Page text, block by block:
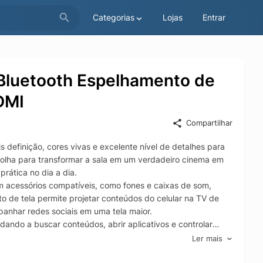
Categorias Lojas Entrar
Espelhamento de
Compartilhar
definição, cores vivas e excelente nível de detalhes para
para transformar a sala em um verdadeiro cinema em
no dia a dia.
acessórios compatíveis, como fones e caixas de som,
de tela permite projetar conteúdos do celular na TV de
redes sociais em uma tela maior.
a buscar conteúdos, abrir aplicativos e controlar
com videogames, notebooks, players e dispositivos de
facilidade.
Ler mais